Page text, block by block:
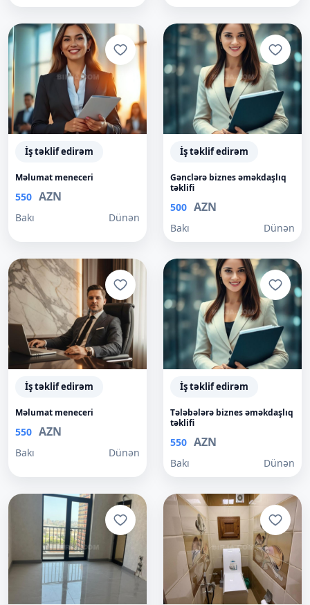
İş təklif edirəm
Məlumat meneceri
550 AZN
Bakı Dünən
İş təklif edirəm
Gənclərə biznes əməkdaşlıq
təklifi
500 AZN
Bakı Dünən
İş təklif edirəm
Məlumat meneceri
550 AZN
Bakı Dünən
İş təklif edirəm
Tələbələrə biznes əməkdaşlıq
təklifi
550 AZN
Bakı Dünən